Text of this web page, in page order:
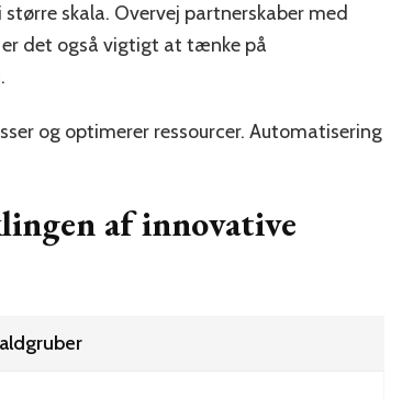
skala. Overvej partnerskaber med
det også vigtigt at tænke på
og optimerer ressourcer. Automatisering
af innovative